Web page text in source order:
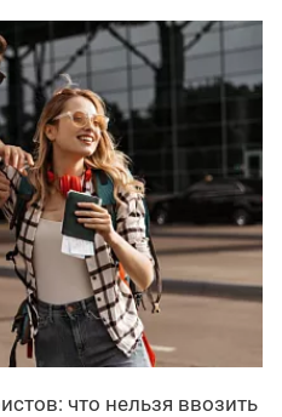
что нельзя ввозить